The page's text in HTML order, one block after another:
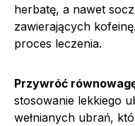
herbatę, a nawet
zawierających
proces leczenia.
Przywróć
stosowanie lekkiego
wełnianych ubrań,